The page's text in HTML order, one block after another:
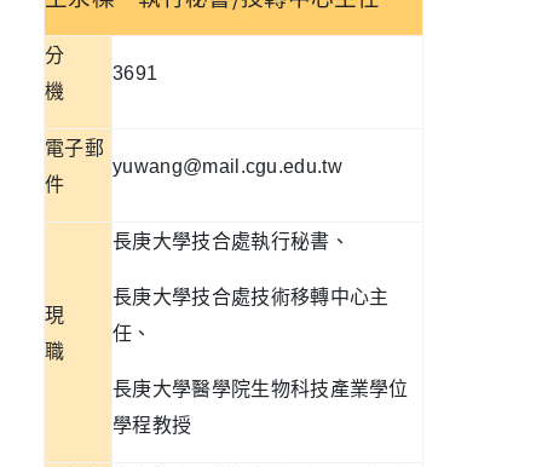
分
機
3691
電子郵
件
yuwang@mail.cgu.edu.tw
現
職
長庚大學技合處執行秘書、
長庚大學技合處技術移轉中心主
任、
長庚大學醫學院生物科技產業學位
學程教授